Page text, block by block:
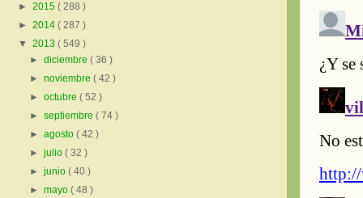
► 2015 ( 288 )
► 2014 ( 287 )
▼ 2013 ( 549 )
►diciembre( 36 )
►noviembre( 42 )
►octubre( 52 )
►septiembre( 74 )
►agosto( 42 )
►julio( 32 )
►junio( 40 )
►mayo( 48 )